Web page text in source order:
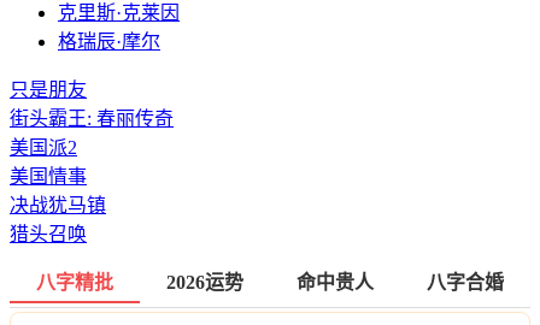
克里斯·克莱因
格瑞辰·摩尔
只是朋友
街头霸王: 春丽传奇
美国派2
美国情事
决战犹马镇
猎头召唤
八字精批 2026运势 命中贵人 八字合婚